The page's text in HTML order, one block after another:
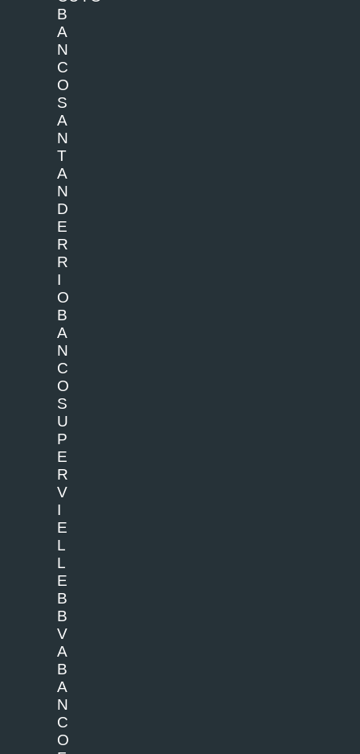
B
A
N
C
O
S
A
N
T
A
N
D
E
R
R
I
O
B
A
N
C
O
S
U
P
E
R
V
I
E
L
L
E
B
B
V
A
B
A
N
C
O